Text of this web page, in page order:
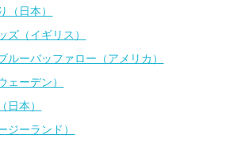
（日本）
ズ（イギリス）
ルーバッファロー（アメリカ）
ェーデン）
日本）
ジーランド）